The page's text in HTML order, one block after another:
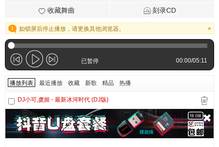
收藏舞曲
刻录CD
如锁屏后停止播放，请更换其他浏览器。 ×
已暂停 00:00/05:11
播放列表 最近播放 收藏 新歌 精品 热播
DJ小可,虞姬 - 最新冰河时代 (DJ版)